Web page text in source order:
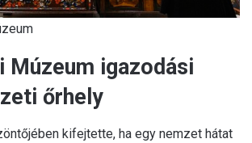
Múzeum igazodási
őrhely
kifejtette, ha egy nemzet hátat